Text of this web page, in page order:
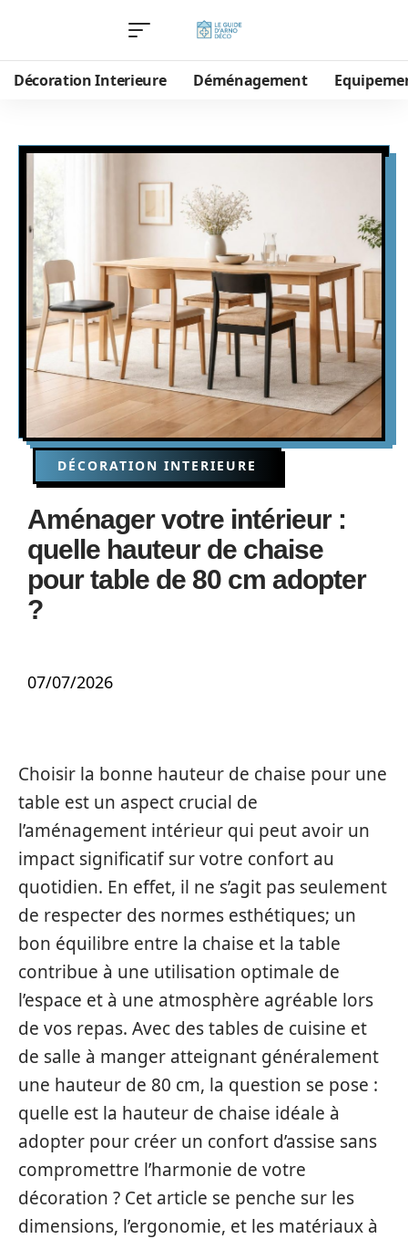
Décoration Interieure Déménagement
DÉCORATION INTERIEURE
Aménager votre intérieur :
quelle hauteur de chaise
pour table de 80 cm adopter
?
07/07/2026
Choisir la bonne hauteur de chaise pour une
table est un aspect crucial de
l’aménagement intérieur qui peut avoir un
impact significatif sur votre confort au
quotidien. En effet, il ne s’agit pas seulement
de respecter des normes esthétiques; un
bon équilibre entre la chaise et la table
contribue à une utilisation optimale de
l’espace et à une atmosphère agréable lors
de vos repas. Avec des tables de cuisine et
de salle à manger atteignant généralement
une hauteur de 80 cm, la question se pose :
quelle est la hauteur de chaise idéale à
adopter pour créer un confort d’assise sans
compromettre l’harmonie de votre
décoration ? Cet article se penche sur les
dimensions, l’ergonomie, et les matériaux à